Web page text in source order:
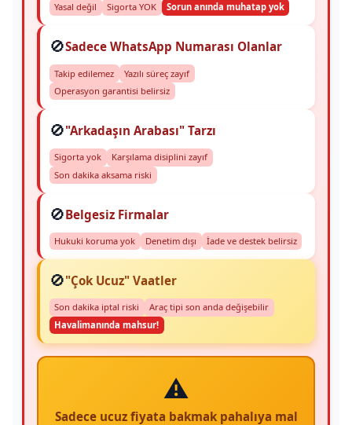
Yasal değil Sigorta YOK Sorun anında muhatap yok
🚫Sadece WhatsApp Numarası Olanlar
Takip edilemez
Yazılı süreç zayıf
Operasyon garantisi belirsiz
🚫"Arkadaşın Arabası" Tarzı
Sigorta yok
Karşılama disiplini zayıf
Son dakika aksama riski
🚫Belgesiz Firmalar
Hukuki koruma yok Denetim dışı İade ve destek belirsiz
🚫"Çok Ucuz" Vaatler
Son dakika iptal riski
Araç tipi son anda değişebilir
Havalimanında mahsur!
⚠️
Sadece ucuz fiyata bakmak pahalıya mal